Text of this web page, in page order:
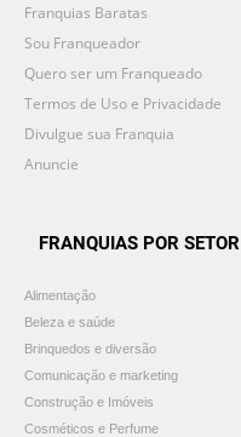
Franquias Baratas
Sou Franqueador
Quero ser um Franqueado
Termos de Uso e Privacidade
Divulgue sua Franquia
Anuncie
FRANQUIAS POR SETOR
Alimentação
Beleza e saúde
Brinquedos e diversão
Comunicação e marketing
Construção e Imóveis
Cosméticos e Perfume